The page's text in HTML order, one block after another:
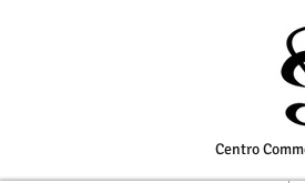
Centro